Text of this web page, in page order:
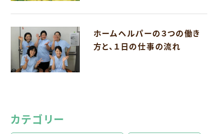
ホームヘルパーの３つの働き
方と、１日の仕事の流れ
カテゴリー